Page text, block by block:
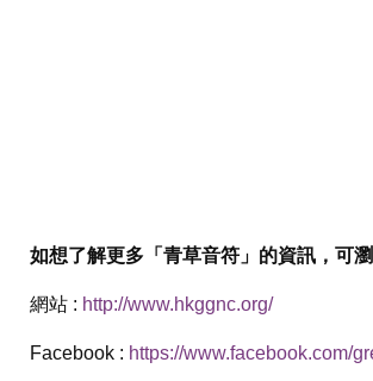
如想了解更多「青草音符」的資訊，可
網站 : http://www.hkggnc.org/
Facebook : https://www.facebook.com/